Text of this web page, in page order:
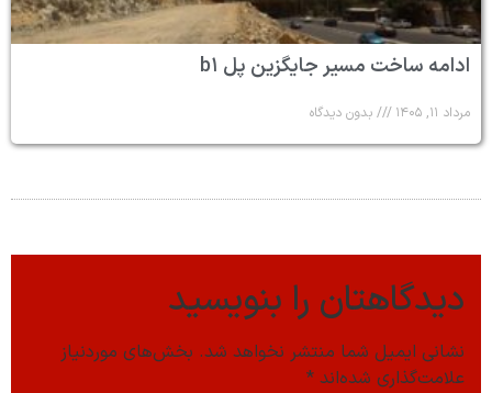
ادامه ساخت مسیر جایگزین پل b۱
مرداد ۱۱, ۱۴۰۵ بدون دیدگاه
دیدگاهتان را بنویسید
نشانی ایمیل شما منتشر نخواهد شد. بخش‌های موردنیاز
علامت‌گذاری شده‌اند *